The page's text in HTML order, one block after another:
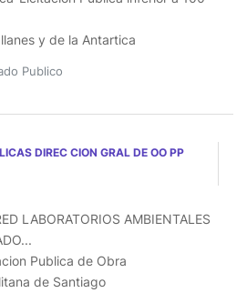
y de la Antartica
Publico
DIREC CION GRAL DE OO PP
LABORATORIOS AMBIENTALES
Publica de Obra
de Santiago